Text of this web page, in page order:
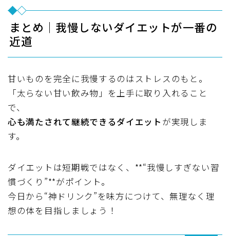
まとめ｜我慢しないダイエットが一番の
近道
甘いものを完全に我慢するのはストレスのもと。
「太らない甘い飲み物」を上手に取り入れること
で、
心も満たされて継続できるダイエット が実現しま
す。
ダイエットは短期戦ではなく、**“我慢しすぎない習
慣づくり”**がポイント。
今日から“神ドリンク”を味方につけて、無理なく理
想の体を目指しましょう！